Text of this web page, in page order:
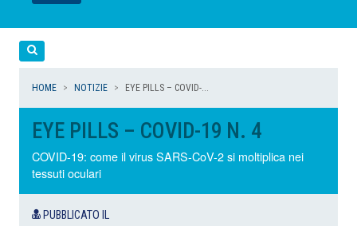
LEGGI
LEGGI
LEGGI
LEGGI
HOME NOTIZIE EYE PILLS – COVID-...
EYE PILLS – COVID-19 N. 4
COVID-19: come il virus SARS-CoV-2 si moltiplica nei
tessuti oculari
PUBBLICATO IL